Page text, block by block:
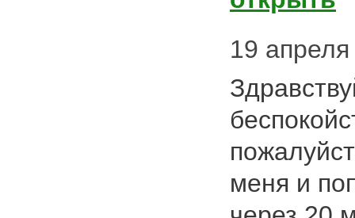
19
меня и